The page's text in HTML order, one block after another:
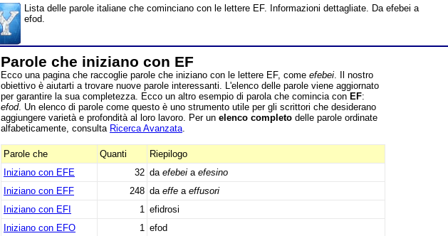
Lista delle parole italiane che cominciano con le lettere EF. Informazioni dettagliate. Da efebei a
efod.
Parole che iniziano con EF
Ecco una pagina che raccoglie parole che iniziano con le lettere EF, come efebei . Il nostro
obiettivo è aiutarti a trovare nuove parole interessanti. L'elenco delle parole viene aggiornato
per garantire la sua completezza. Ecco un altro esempio di parola che comincia con EF:
efod. Un elenco di parole come questo è uno strumento utile per gli scrittori che desiderano
aggiungere varietà e profondità al loro lavoro. Per un elenco completo delle parole ordinate
alfabeticamente, consulta Ricerca Avanzata
Parole che Quanti
Riepilogo
Iniziano con EFE
32 da efebei a efesino
Iniziano con EFF
248 da effe a effusori
Iniziano con EFI
1 efidrosi
Iniziano con EFO
1 efod